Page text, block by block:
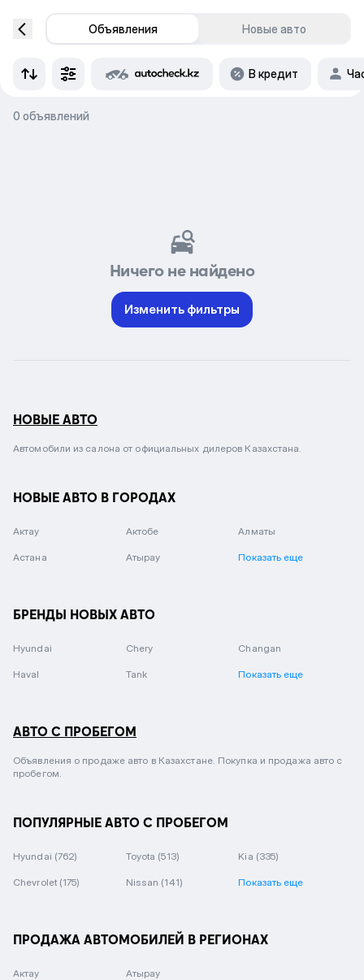
Объявления Новые авто
В кредит
0 объявлений
Ничего не найдено
Изменить фильтры
НОВЫЕ АВТО
Автомобили из салона от официальных дилеров Казахстана.
НОВЫЕ АВТО В ГОРОДАХ
Актау Актобе Алматы
Астана Атырау Показать еще
БРЕНДЫ НОВЫХ АВТО
Hyundai Chery Changan
Haval Tank Показать еще
АВТО С ПРОБЕГОМ
Объявления о продаже авто в Казахстане. Покупка и продажа авто с
пробегом.
ПОПУЛЯРНЫЕ АВТО С ПРОБЕГОМ
Hyundai (762) Toyota (513) Kia (335)
Chevrolet (175) Nissan (141) Показать еще
ПРОДАЖА АВТОМОБИЛЕЙ В РЕГИОНАХ
Актау Атырау